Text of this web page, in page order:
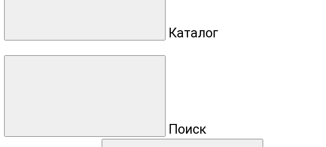
Каталог
Поиск